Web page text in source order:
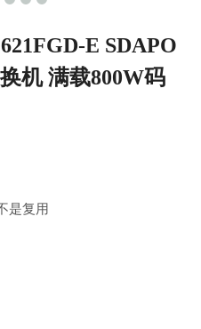
E SDAPO
机 满载800W码
是复用